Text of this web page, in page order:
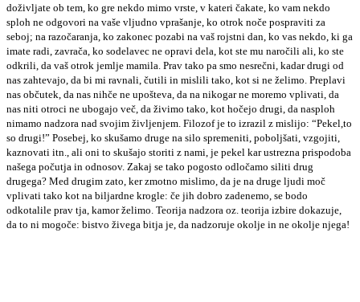
doživljate ob tem, ko gre nekdo mimo vrste, v kateri čakate, ko vam nekdo
sploh ne odgovori na vaše vljudno vprašanje, ko otrok noče pospraviti za
seboj; na razočaranja, ko zakonec pozabi na vaš rojstni dan, ko vas nekdo, ki ga
imate radi, zavrača, ko sodelavec ne opravi dela, kot ste mu naročili ali, ko ste
odkrili, da vaš otrok jemlje mamila. Prav tako pa smo nesrečni, kadar drugi od
nas zahtevajo, da bi mi ravnali, čutili in mislili tako, kot si ne želimo. Preplavi
nas občutek, da nas nihče ne upošteva, da na nikogar ne moremo vplivati, da
nas niti otroci ne ubogajo več, da živimo tako, kot hočejo drugi, da nasploh
nimamo nadzora nad svojim življenjem. Filozof je to izrazil z mislijo: “Pekel,to
so drugi!” Posebej, ko skušamo druge na silo spremeniti, poboljšati, vzgojiti,
kaznovati itn., ali oni to skušajo storiti z nami, je pekel kar ustrezna prispodoba
našega počutja in odnosov. Zakaj se tako pogosto odločamo siliti drug
drugega? Med drugim zato, ker zmotno mislimo, da je na druge ljudi moč
vplivati tako kot na biljardne krogle: če jih dobro zadenemo, se bodo
odkotalile prav tja, kamor želimo. Teorija nadzora oz. teorija izbire dokazuje,
da to ni mogoče: bistvo živega bitja je, da nadzoruje okolje in ne okolje njega!